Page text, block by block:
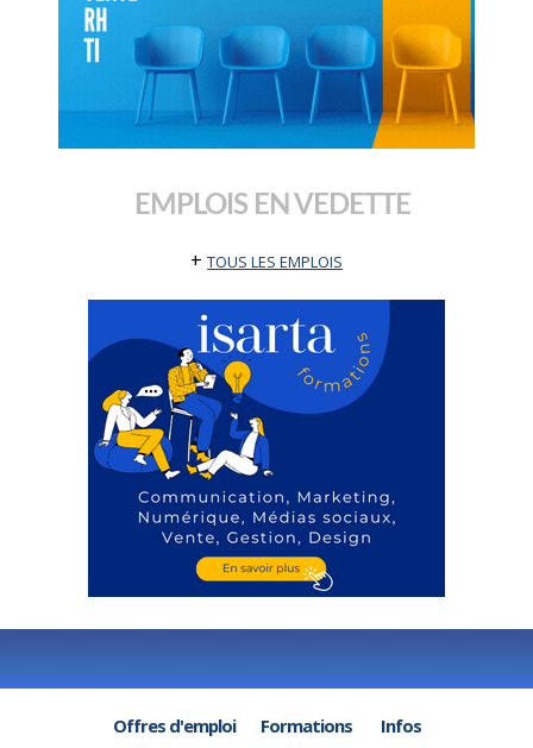
EMPLOIS EN VEDETTE
+ TOUS LES EMPLOIS
Offres d'emploi Formations Infos